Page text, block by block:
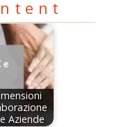
Aziende